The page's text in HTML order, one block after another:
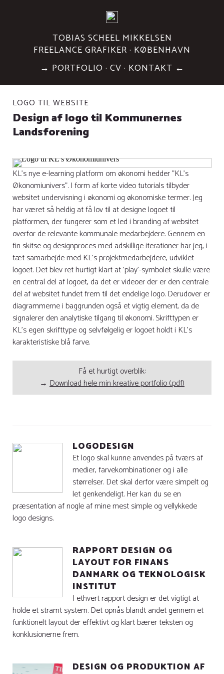
TOBIAS SCHEEL MIKKELSEN
FREELANCE GRAFIKER · KØBENHAVN
→ PORTFOLIO · CV · KONTAKT ←
LOGO TIL WEBSITE
Design af logo til Kommunernes
Landsforening
KL's nye e-learning platform om økonomi hedder "KL's
Økonomiunivers". I form af korte video tutorials tilbyder
websitet undervisning i økonomi og økonomiske termer. Jeg
har været så heldig at få lov til at designe logoet til
platformen, der fungerer som et led i branding af websitet
overfor de relevante kommunale medarbejdere. Gennem en
fin skitse og designproces med adskillige iterationer har jeg, i
tæt samarbejde med KL's projektmedarbejdere, udviklet
logoet. Det blev ret hurtigt klart at 'play'-symbolet skulle være
en central del af logoet, da det er videoer der er den centrale
del af websitet fundet frem til det endelige logo. Derudover er
diagrammerne i baggrunden også et vigtig element, da de
signalerer den analytiske tilgang til økonomi. Skrifttypen er
KL's egen skrifttype og selvfølgelig er logoet holdt i KL's
karakteristiske blå farve.
Få et hurtigt overblik:
→ Download hele min kreative portfolio (.pdf)
LOGODESIGN
Et logo skal kunne anvendes på tværs af
medier, farvekombinationer og i alle
størrelser. Det skal derfor være simpelt og
let genkendeligt. Her kan du se en
præsentation af nogle af mine mest simple og vellykkede
logo designs.
RAPPORT DESIGN OG
LAYOUT FOR FINANS
DANMARK OG TEKNOLOGISK
INSTITUT
I ethvert rapport design er det vigtigt at
holde et stramt system. Det opnås blandt andet gennem et
funktionelt layout der effektivt og klart bærer teksten og
konklusionerne frem.
DESIGN OG PRODUKTION AF